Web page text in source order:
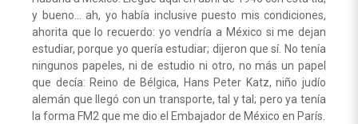
y bueno… ah, yo había inclusive puesto mis condiciones,
ahorita que lo recuerdo: yo vendría a México si me dejan
estudiar, porque yo quería estudiar; dijeron que sí. No tenía
ningunos papeles, ni de estudio ni otro, no más un papel
que decía: Reino de Bélgica, Hans Peter Katz, niño judío
alemán que llegó con un transporte, tal y tal; pero ya tenía
la forma FM2 que me dio el Embajador de México en París.